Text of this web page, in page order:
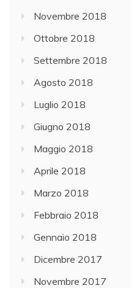
Novembre 2018
Ottobre 2018
Settembre 2018
Agosto 2018
Luglio 2018
Giugno 2018
Maggio 2018
Aprile 2018
Marzo 2018
Febbraio 2018
Gennaio 2018
Dicembre 2017
Novembre 2017